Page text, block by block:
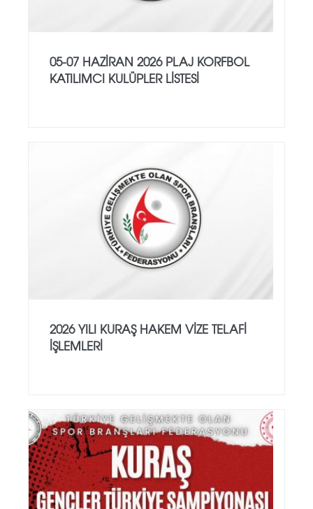
05-07 HAZİRAN 2026 PLAJ KORFBOL
KATILIMCI KULÜPLER LİSTESİ
2026 YILI KURAŞ HAKEM VİZE TELAFİ
İŞLEMLERİ